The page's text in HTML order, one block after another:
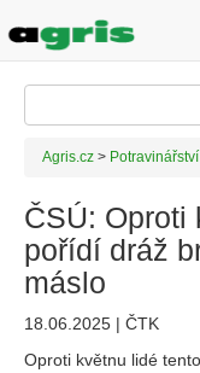
Agris.cz > Potravinářství
ČSÚ: Oproti
pořídí dráž
máslo
18.06.2025 | ČTK
Oproti květnu lidé